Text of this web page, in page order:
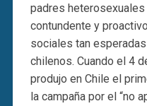
padres
contundente y
sociales tan
chilenos. Cuando el 4
produjo en Chile el
la campaña por el “no